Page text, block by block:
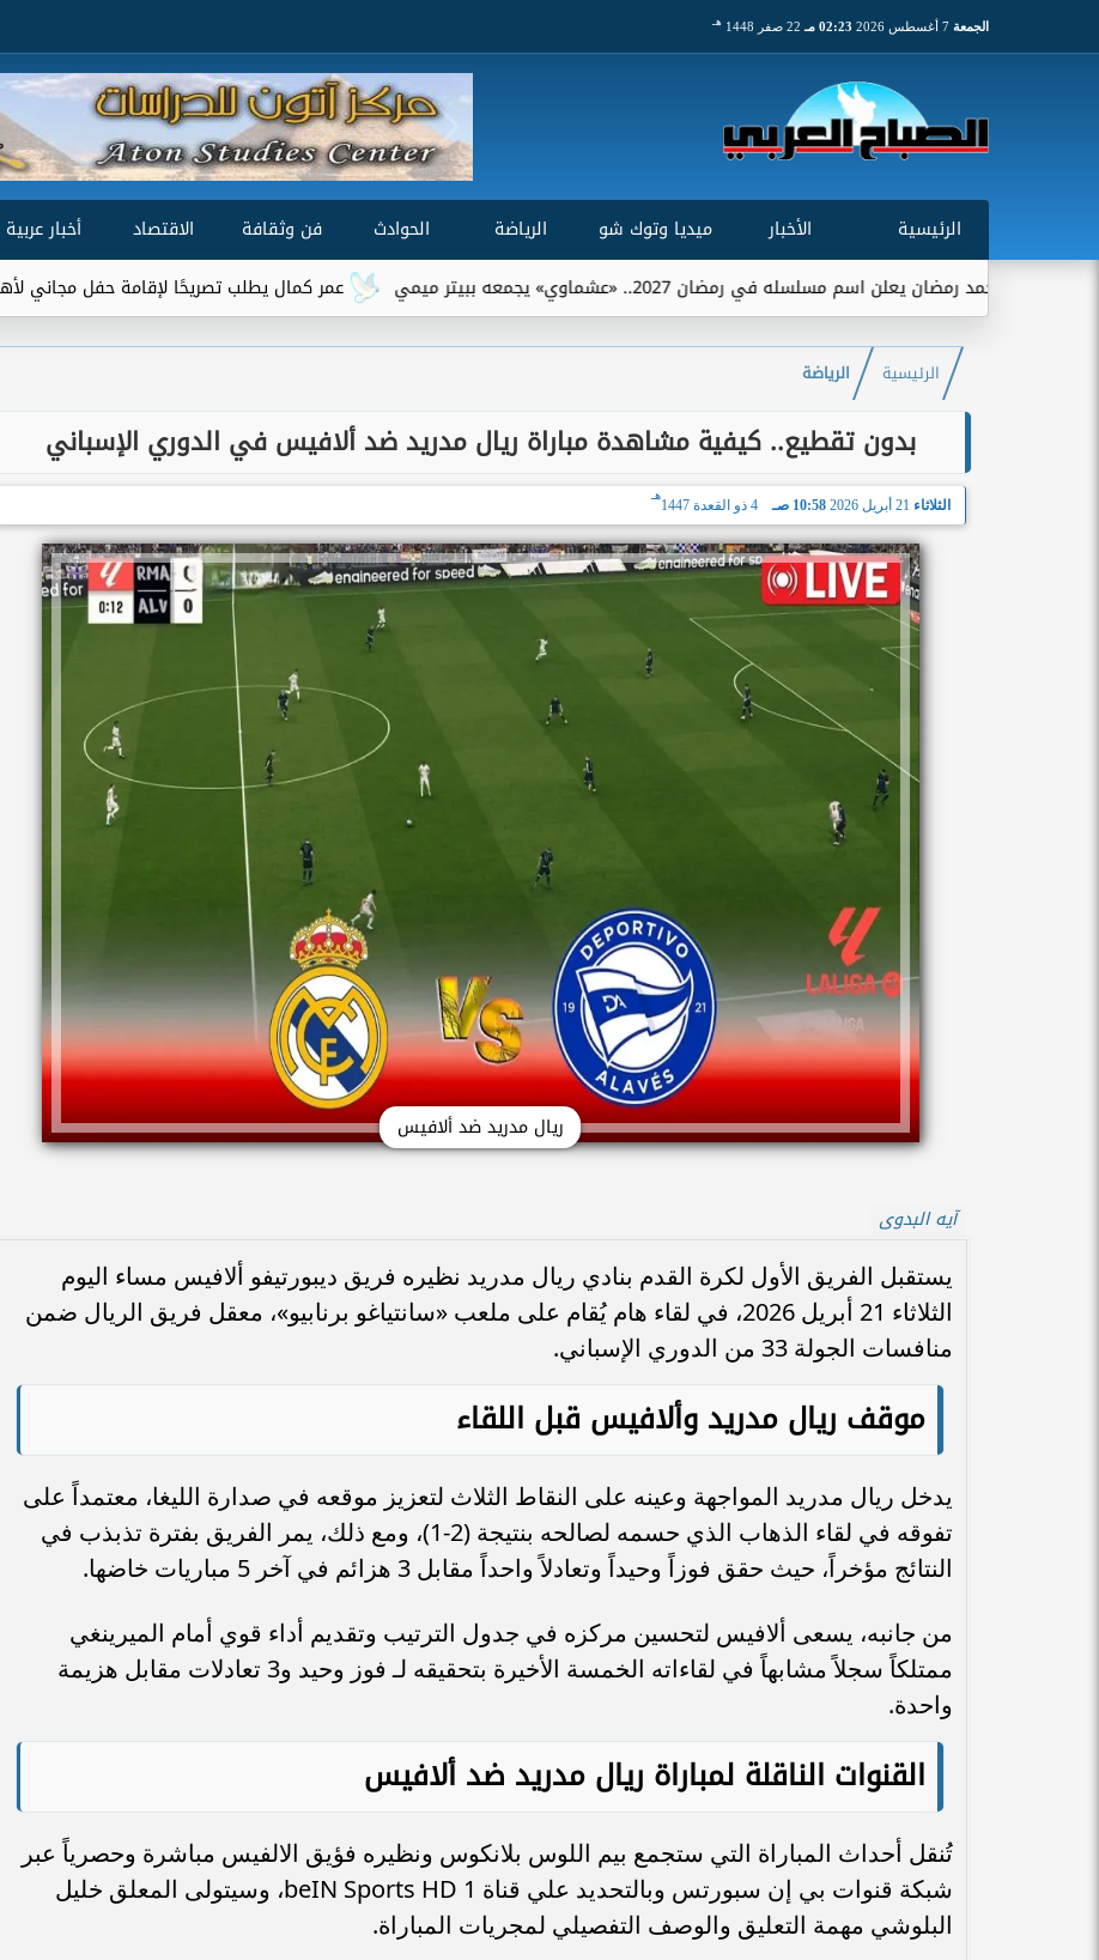
الجمعة 02:23 مـ 22 صفر 1448 هـ
الرئيسية الأخبار ميديا وتوك شو الرياضة الحوادث فن وثقافة الاقتصاد أخبار عربية
عمر كمال يطلب تصريحًا لإقامة حفل مجاني لأهالي السويس يعلن اسم مسلسله في رمضان 2027.. «عشماوي» يجمعه ببيتر ميمي
الرئيسية الرياضة
بدون تقطيع.. كيفية مشاهدة مباراة ريال مدريد ضد ألافيس في الدوري الإسباني
الثلاثاء 10:58 صـ 4 ذو القعدة 1447
هـ
ريال مدريد ضد ألافيس
آيه البدوى
يستقبل الفريق الأول لكرة القدم بنادي ريال مدريد نظيره فريق ديبورتيفو ألافيس مساء اليوم
الثلاثاء 21 أبريل 2026، في لقاء هام يُقام على ملعب «سانتياغو برنابيو»، معقل فريق الريال ضمن
منافسات الجولة 33 من الدوري الإسباني.
موقف ريال مدريد وألافيس قبل اللقاء
يدخل ريال مدريد المواجهة وعينه على النقاط الثلاث لتعزيز موقعه في صدارة الليغا، معتمداً على
تفوقه في لقاء الذهاب الذي حسمه لصالحه بنتيجة (2-1)، ومع ذلك، يمر الفريق بفترة تذبذب في
النتائج مؤخراً، حيث حقق فوزاً وحيداً وتعادلاً واحداً مقابل 3 هزائم في آخر 5 مباريات خاضها.
من جانبه، يسعى ألافيس لتحسين مركزه في جدول الترتيب وتقديم أداء قوي أمام الميرينغي
ممتلكاً سجلاً مشابهاً في لقاءاته الخمسة الأخيرة بتحقيقه لـ فوز وحيد و3 تعادلات مقابل هزيمة
واحدة.
القنوات الناقلة لمباراة ريال مدريد ضد ألافيس
تُنقل أحداث المباراة التي ستجمع بيم اللوس بلانكوس ونظيره فؤيق الالفيس مباشرة وحصرياً عبر
شبكة قنوات بي إن سبورتس وبالتحديد علي قناة beIN Sports HD 1، وسيتولى المعلق خليل
البلوشي مهمة التعليق والوصف التفصيلي لمجريات المباراة.